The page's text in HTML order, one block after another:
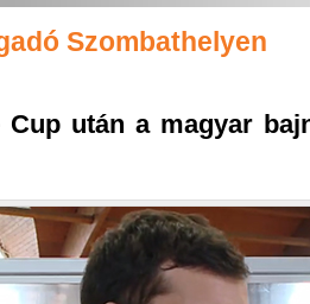
Szombathelyen
Cup után a magyar